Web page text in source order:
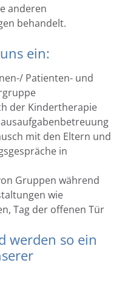
anderen
behandelt.
ein:
Patienten- und
der Kindertherapie
mit den Eltern und
in
Gruppen während
wie
Tag der offenen Tür
werden so ein